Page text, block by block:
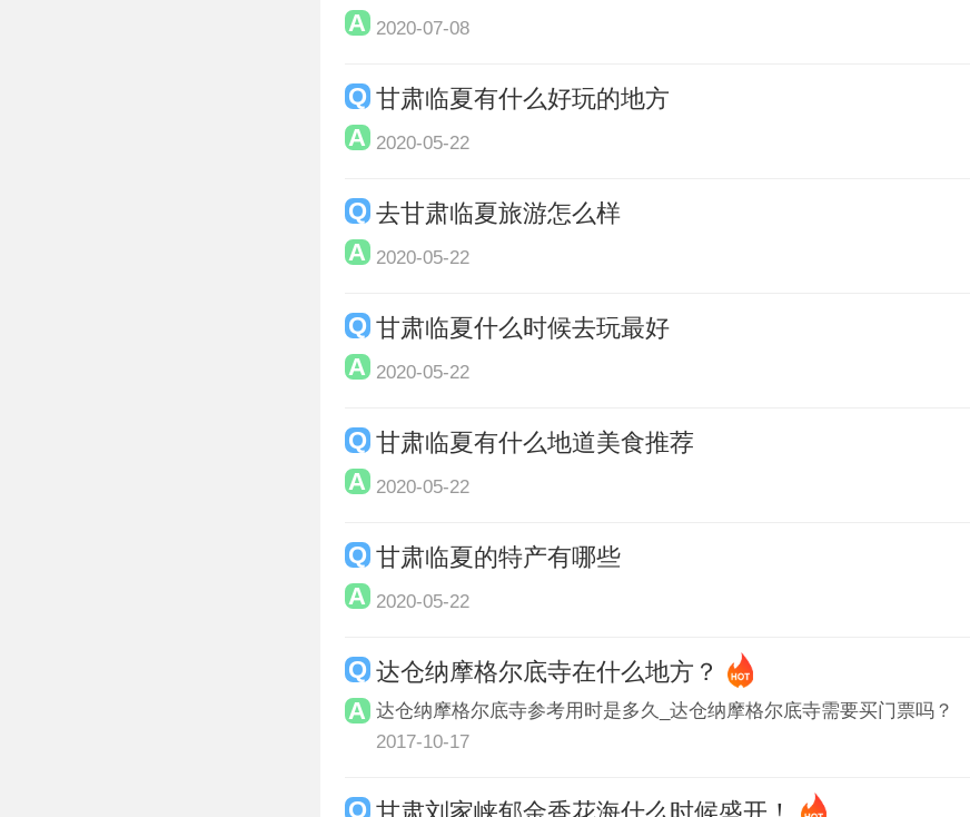
2020-07-08
甘肃临夏有什么好玩的地方
2020-05-22
去甘肃临夏旅游怎么样
2020-05-22
甘肃临夏什么时候去玩最好
2020-05-22
甘肃临夏有什么地道美食推荐
2020-05-22
甘肃临夏的特产有哪些
2020-05-22
达仓纳摩格尔底寺在什么地方？
达仓纳摩格尔底寺参考用时是多久_达仓纳摩格尔底寺需要买门票吗？
2017-10-17